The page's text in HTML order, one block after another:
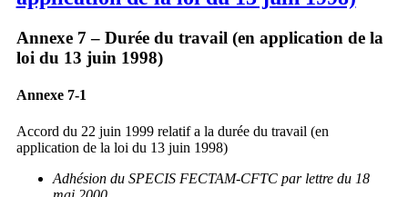
Annexe 7 – Durée du travail (en application de la
loi du 13 juin 1998)
Annexe 7-1
Accord du 22 juin 1999 relatif a la durée du travail (en
application de la loi du 13 juin 1998)
Adhésion du SPECIS FECTAM-CFTC par lettre du 18